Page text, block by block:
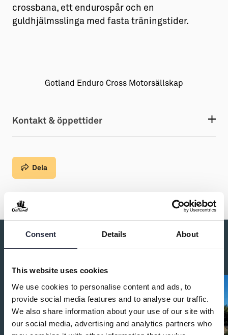
Consent Details About
This website uses cookies
We use cookies to personalise content and ads, to
provide social media features and to analyse our traffic.
We also share information about your use of our site with
our social media, advertising and analytics partners who
→ Idrottsliv
crossbana, ett endurospår och en
guldhjälmsslinga med fasta träningstider.
Gotland Enduro Cross Motorsällskap
Kontakt & öppettider
Dela
Du kanske också är intresserad av: